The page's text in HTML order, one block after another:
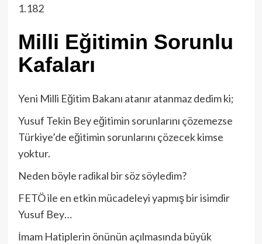
1.182
Milli Eğitimin Sorunlu
Kafaları
Yeni Milli Eğitim Bakanı atanır atanmaz dedim ki;
Yusuf Tekin Bey eğitimin sorunlarını çözemezse
Türkiye’de eğitimin sorunlarını çözecek kimse
yoktur.
Neden böyle radikal bir söz söyledim?
FETÖ ile en etkin mücadeleyi yapmış bir isimdir
Yusuf Bey…
İmam Hatiplerin önünün açılmasında büyük